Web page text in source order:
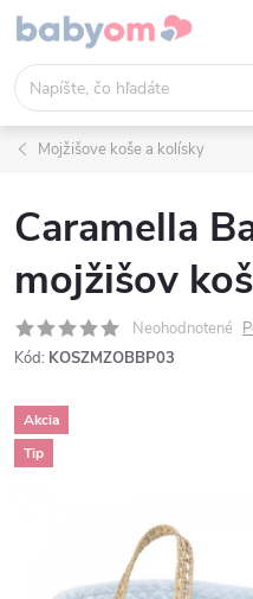
Prejsť
obsah
Mojžišove koše a kolísky
Caramella
mojžišov
Neohodnotené
Kód: KOSZMZOBBP03
Akcia
Tip